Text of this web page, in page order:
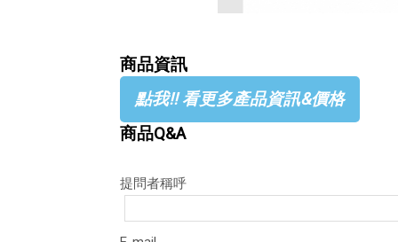
商品資訊
點我!! 看更多產品資訊&價格
商品Q&A
提問者稱呼